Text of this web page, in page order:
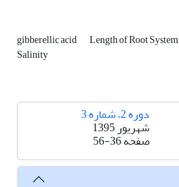
gibberellic acid Length of Root System
Salinity
دوره 2، شماره 3
شهریور 1395
صفحه56-36